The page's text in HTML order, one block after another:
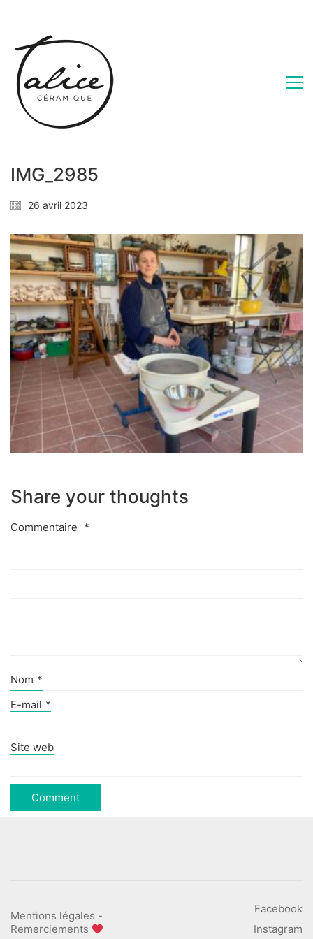
IMG_2985
26 avril 2023
Share your thoughts
Commentaire *
Nom *
E-mail *
Site web
Facebook
Instagram
Mentions légales -
Remerciements